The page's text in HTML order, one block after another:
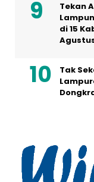
Tekan
di 15
Tak